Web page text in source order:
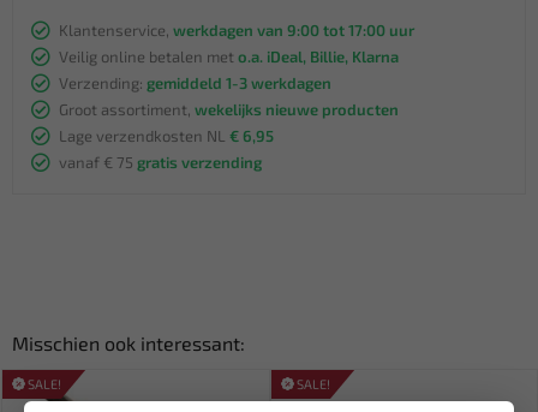
Klantenservice, werkdagen van 9:00 tot 17:00 uur
Veilig online betalen met o.a. iDeal, Billie, Klarna
Verzending: gemiddeld 1-3 werkdagen
Groot assortiment, wekelijks nieuwe producten
Lage verzendkosten NL € 6,95
vanaf € 75 gratis verzending
Misschien ook interessant:
SALE! SALE!